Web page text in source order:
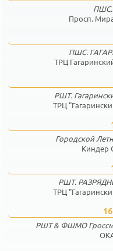
Просп.
ПШС.
ТРЦ
РШТ.
ТРЦ
Городской
Киндер
РШТ.
ТРЦ
РШТ & ФШМО